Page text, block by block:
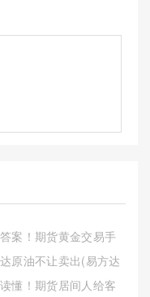
案！期货黄金交易手
原油不让卖出(易方达
懂！期货居间人给客